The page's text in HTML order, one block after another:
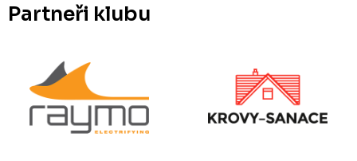
Partneři klubu